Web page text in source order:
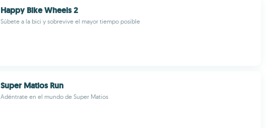
Happy Bike Wheels 2
Súbete a la bici y sobrevive el mayor tiempo posible
Super Matios Run
Adéntrate en el mundo de Super Matios